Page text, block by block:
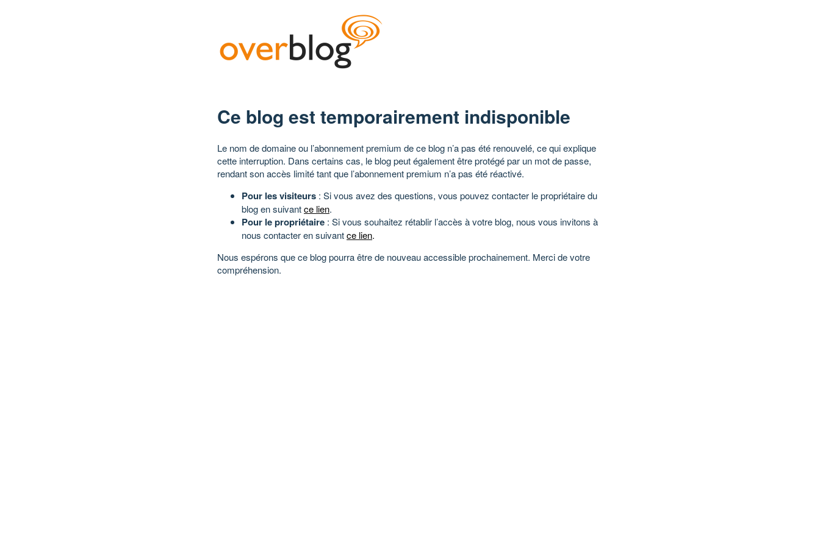
Ce blog est temporairement indisponible
Le nom de domaine ou l’abonnement premium de ce blog n’a pas été renouvelé, ce qui explique
cette interruption. Dans certains cas, le blog peut également être protégé par un mot de passe,
rendant son accès limité tant que l’abonnement premium n’a pas été réactivé.
Pour les visiteurs : Si vous avez des questions, vous pouvez contacter le propriétaire du
blog en suivantce lien.
Pour le propriétaire : Si vous souhaitez rétablir l’accès à votre blog, nous vous invitons à
nous contacter en suivantce lien.
Nous espérons que ce blog pourra être de nouveau accessible prochainement. Merci de votre
compréhension.